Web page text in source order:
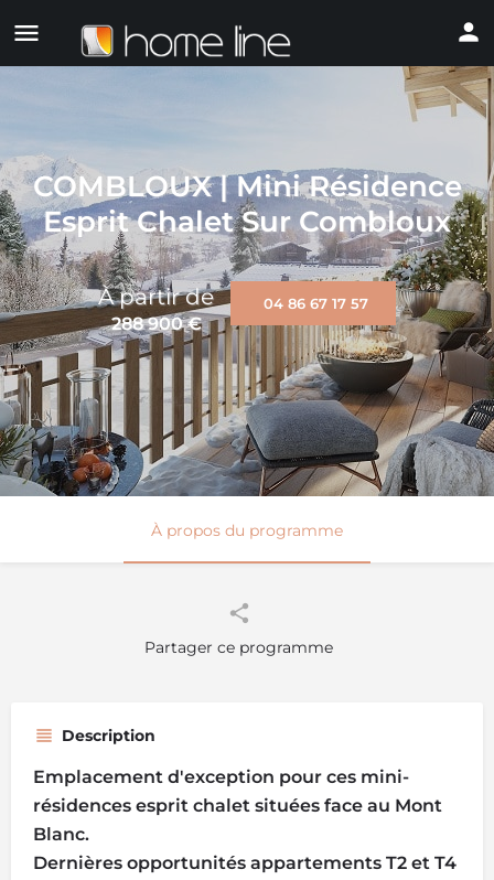
COMBLOUX | Mini Résidence
Esprit Chalet Sur Combloux
À partir de
288 900€
04 86 67 17 57
À propos du programme
Partager ce programme
Description
Emplacement d'exception pour ces mini-
résidences esprit chalet situées face au Mont
Blanc.
Dernières opportunités appartements T2 et T4